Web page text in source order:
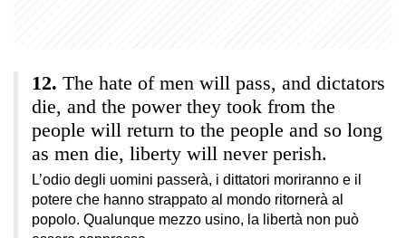
The hate of men will pass, and dictators
die, and the power they took from the
people will return to the people and so long
as men die, liberty will never perish.
L’odio degli uomini passerà, i dittatori moriranno e il
potere che hanno strappato al mondo ritornerà al
popolo. Qualunque mezzo usino, la libertà non può